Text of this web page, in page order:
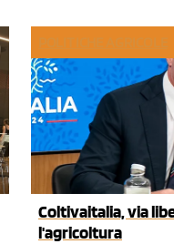
Coltivaitalia, via
l'agricoltura